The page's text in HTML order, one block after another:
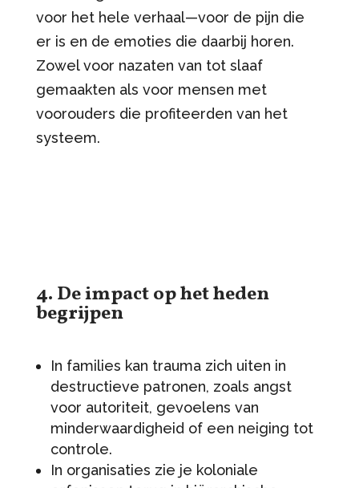
voor het hele verhaal—voor de pijn die
er is en de emoties die daarbij horen.
Zowel voor nazaten van tot slaaf
gemaakten als voor mensen met
voorouders die profiteerden van het
systeem.
4. De impact op het heden
begrijpen
In families kan trauma zich uiten in
destructieve patronen, zoals angst
voor autoriteit, gevoelens van
minderwaardigheid of een neiging tot
controle.
In organisaties zie je koloniale